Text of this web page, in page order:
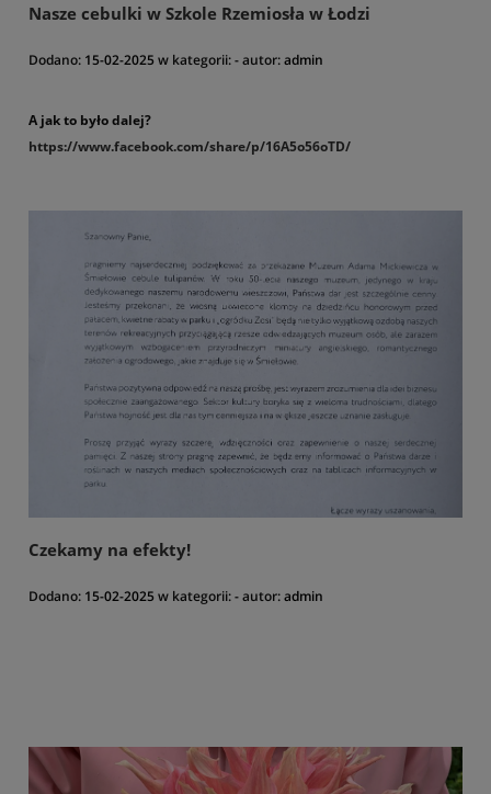
Nasze cebulki w Szkole Rzemiosła w Łodzi
Dodano: 15-02-2025 w kategorii:-autor:admin
A jak to było dalej?
https://www.facebook.com/share/p/16A5o56oTD/
Czekamy na efekty!
Dodano: 15-02-2025 w kategorii:-autor:admin